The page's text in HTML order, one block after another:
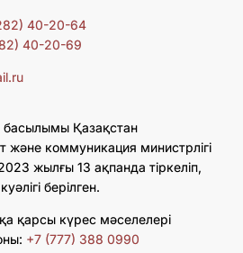
40-20-64
40-20-69
басылымы Қазақстан
және коммуникация министрлігі
жылғы 13 ақпанда тіркеліп,
берілген.
қарсы күрес мәселелері
+7 (777) 388 0990